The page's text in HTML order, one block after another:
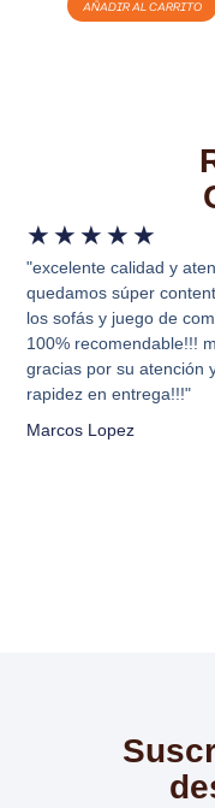
AÑADIR AL CARRITO
★ ★ ★ ★ ★
"excelente calidad y
quedamos súper
los sofás y juego de
100% recomendable!!!
gracias por su atención
rapidez en entrega!!!"
Marcos Lopez